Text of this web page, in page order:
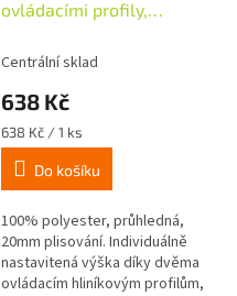
ovládacími profily,
Centrální sklad
638 Kč
Měrná
cena:
638 Kč / 1 ks
Do košíku
100% polyester, průhledná,
20mm plisování. Individuálně
nastavitená výška díky dvěma
ovládacím hliníkovým profilům,